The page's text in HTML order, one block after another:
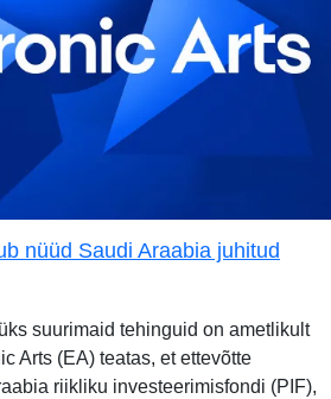
nüüd Saudi Araabia juhitud
suurimaid tehinguid on ametlikult
Arts (EA) teatas, et ettevõtte
riikliku investeerimisfondi (PIF),